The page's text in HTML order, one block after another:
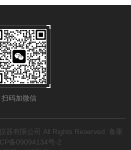
扫码加微信
器有限公司 All Rights Reserved
备案
备09094134号-2